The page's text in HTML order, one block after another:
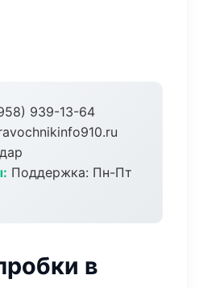
939-13-64
Поддержка: Пн-Пт
в